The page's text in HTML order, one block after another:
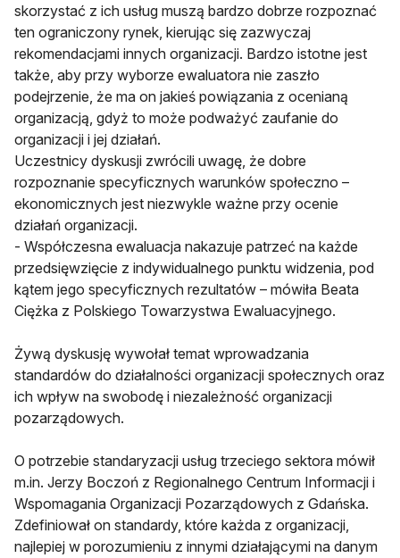
skorzystać z ich usług muszą bardzo dobrze rozpoznać
ten ograniczony rynek, kierując się zazwyczaj
rekomendacjami innych organizacji. Bardzo istotne jest
także, aby przy wyborze ewaluatora nie zaszło
podejrzenie, że ma on jakieś powiązania z ocenianą
organizacją, gdyż to może podważyć zaufanie do
organizacji i jej działań.
Uczestnicy dyskusji zwrócili uwagę, że dobre
rozpoznanie specyficznych warunków społeczno –
ekonomicznych jest niezwykle ważne przy ocenie
działań organizacji.
- Współczesna ewaluacja nakazuje patrzeć na każde
przedsięwzięcie z indywidualnego punktu widzenia, pod
kątem jego specyficznych rezultatów – mówiła Beata
Ciężka z Polskiego Towarzystwa Ewaluacyjnego.
Żywą dyskusję wywołał temat wprowadzania
standardów do działalności organizacji społecznych oraz
ich wpływ na swobodę i niezależność organizacji
pozarządowych.
O potrzebie standaryzacji usług trzeciego sektora mówił
m.in. Jerzy Boczoń z Regionalnego Centrum Informacji i
Wspomagania Organizacji Pozarządowych z Gdańska.
Zdefiniował on standardy, które każda z organizacji,
najlepiej w porozumieniu z innymi działającymi na danym